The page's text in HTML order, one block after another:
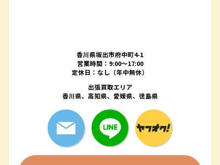
香川県坂出市府中町4-1
営業時間：9:00～17:00
定休日：なし（年中無休）
出張買取エリア
香川県、高知県、愛媛県、徳島県